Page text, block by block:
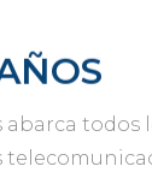
todos